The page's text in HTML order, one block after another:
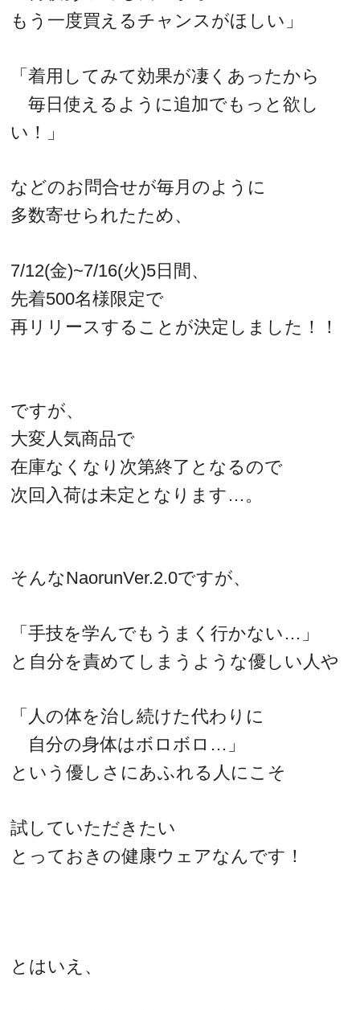
もう一度買えるチャンスがほしい」
「着用してみて効果が凄くあったから
毎日使えるように追加でもっと欲し
い！」
などのお問合せが毎月のように
多数寄せられたため、
7/12(金)~7/16(火)5日間、
先着500名様限定で
再リリースすることが決定しました！！
ですが、
大変人気商品で
在庫なくなり次第終了となるので
次回入荷は未定となります…。
そんなNaorunVer.2.0ですが、
「手技を学んでもうまく行かない…」
と自分を責めてしまうような優しい人や
「人の体を治し続けた代わりに
自分の身体はボロボロ…」
という優しさにあふれる人にこそ
試していただきたい
とっておきの健康ウェアなんです！
とはいえ、